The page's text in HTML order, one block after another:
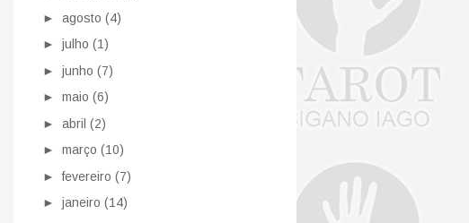
► agosto (4)
► julho (1)
► junho (7)
► maio (6)
► abril (2)
► março (10)
►fevereiro (7)
► janeiro (14)